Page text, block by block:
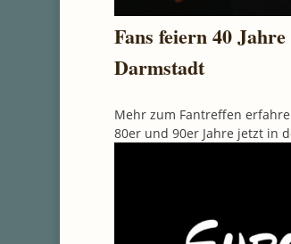
Fans feiern 40
Darmstadt
Mehr zum Fantreffen
80er und 90er Jahre jetzt in